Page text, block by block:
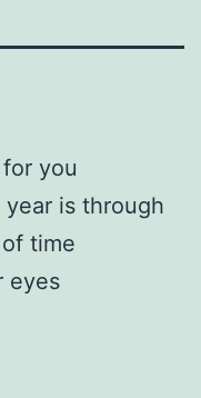
you
year is through
time
eyes